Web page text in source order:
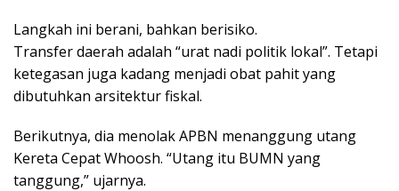
Langkah ini berani, bahkan berisiko.
Transfer daerah adalah “urat nadi politik lokal”. Tetapi
ketegasan juga kadang menjadi obat pahit yang
dibutuhkan arsitektur fiskal.
Berikutnya, dia menolak APBN menanggung utang
Kereta Cepat Whoosh. “Utang itu BUMN yang
tanggung,” ujarnya.